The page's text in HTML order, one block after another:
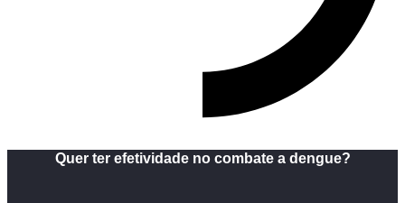
Quer ter efetividade no combate a dengue?